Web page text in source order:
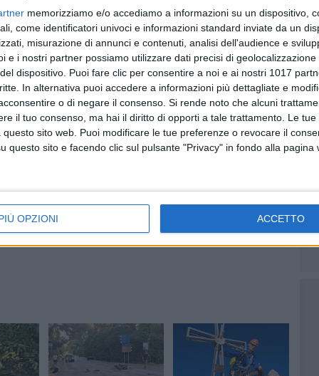
memorizziamo e/o accediamo a informazioni su un dispositivo,
come identificatori univoci e informazioni standard inviate da un
misurazione di annunci e contenuti, analisi dell'audience e
e i nostri partner possiamo utilizzare dati precisi di
dispositivo. Puoi fare clic per consentire a noi e ai nostri 1017
In alternativa puoi accedere a informazioni più dettagliate e
o di negare il consenso. Si rende noto che alcuni
il tuo consenso, ma hai il diritto di opporti a tale trattamento. Le
sito web. Puoi modificare le tue preferenze o revocare il
questo sito e facendo clic sul pulsante "Privacy" in fondo alla pagina
OPZIONI ACCETTO
indagini al fine di accertare la dinamica del sinistro
le donne e gli uomini della Polizia Locale di Andria.
5 AGOSTO 2026
Bari, scippa lo smartphone a una
12enne sul bus: 34enne